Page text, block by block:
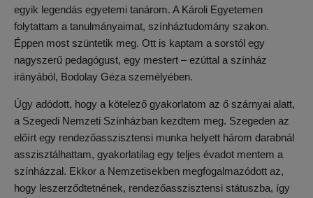
egyik legendás egyetemi tanárom. A Károli Egyetemen
folytattam a tanulmányaimat, színháztudomány szakon.
Éppen most szüntetik meg. Ott is kaptam a sorstól egy
nagyszerű pedagógust, egy mestert – ezúttal a színház
irányából, Bodolay Géza személyében.
Úgy adódott, hogy a kötelező gyakorlatom az ő szárnyai alatt,
a Szegedi Nemzeti Színházban kezdtem meg. Szegeden az
előírt egy rendezőasszisztensi munka helyett három darabnál
asszisztálhattam, gyakorlatilag egy teljes évadot mentem a
színházzal. Ekkor a Nemzetisekben megfogalmazódott az,
hogy leszerződtetnének, rendezőasszisztensi státuszba, így